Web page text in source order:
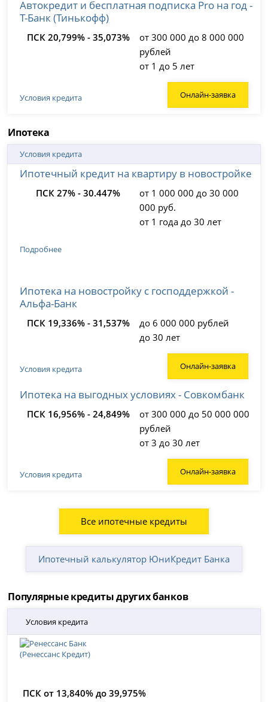
Автокредит и бесплатная подписка Pro на год -
Т-Банк (Тинькофф)
ПСК 20,799% - 35,073%
от 300 000 до 8 000 000
рублей
от 1 до 5 лет
Условия кредита Онлайн-заявка
Ипотека
Условия кредита
Ипотечный кредит на квартиру в новостройке
ПСК 27% - 30.447%
от 1 000 000 до 30 000
000 руб.
от 1 года до 30 лет
Подробнее
Ипотека на новостройку с господдержкой -
Альфа-Банк
ПСК 19,336% - 31,537%
до 6 000 000 рублей
до 30 лет
Условия кредита Онлайн-заявка
Ипотека на выгодных условиях - Совкомбанк
ПСК 16,956% - 24,849%
от 300 000 до 50 000 000
рублей
от 3 до 30 лет
Условия кредита Онлайн-заявка
Все ипотечные кредиты
Ипотечный калькулятор ЮниКредит Банка
Популярные кредиты других банков
Условия кредита
ПСК от 13,840% до 39,975%